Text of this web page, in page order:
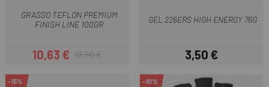
GRASSO TEFLON PREMIUM
FINISH LINE 100GR
Prezzo
10,63 €Prezzo base
12,50 €
GEL 226ERS HIGH ENERGY 76G
Prezzo
3,50 €
-15% -10%